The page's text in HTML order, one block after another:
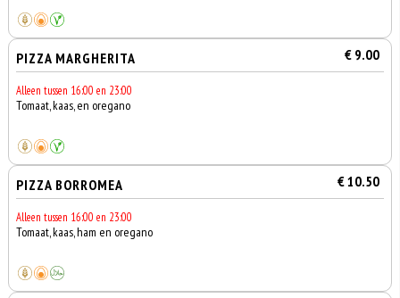
PIZZA MARGHERITA € 9.00
Alleen tussen 16:00 en 23:00
Tomaat, kaas, en oregano
PIZZA BORROMEA € 10.50
Alleen tussen 16:00 en 23:00
Tomaat, kaas, ham en oregano